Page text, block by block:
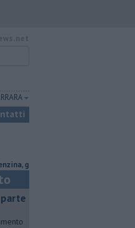
gpl, ecco dove risparmiare
parte